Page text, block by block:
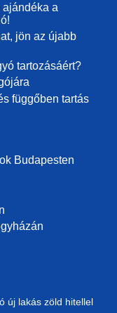
ajándéka a
jön az újabb
tartozásáért?
függőben tartás
Budapesten
új lakás zöld hitellel